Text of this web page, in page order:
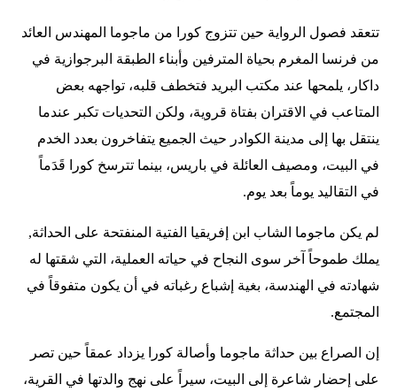
تتعقد فصول الرواية حين تتزوج كورا من ماجوما المهندس العائد
من فرنسا المغرم بحياة المترفين وأبناء الطبقة البرجوازية في
داكار، يلمحها عند مكتب البريد فتخطف قلبه، تواجهه بعض
المتاعب في الاقتران بفتاة قروية، ولكن التحديات تكبر عندما
ينتقل بها إلى مدينة الكوادر حيث الجميع يتفاخرون بعدد الخدم
في البيت، ومصيف العائلة في باريس، بينما تترسخ كورا قَدَماً
في التقاليد يوماً بعد يوم.
لم يكن ماجوما الشاب ابن إفريقيا الفتية المنفتحة على الحداثة,
يملك طموحاً آخر سوى النجاح في حياته العملية، التي شقتها له
شهادته في الهندسة، بغية إشباع رغباته في أن يكون متفوقاً في
المجتمع.
إن الصراع بين حداثة ماجوما وأصالة كورا يزداد عمقاً حين تصر
على إحضار شاعرة إلى البيت، سيراً على نهج والدتها في القرية،